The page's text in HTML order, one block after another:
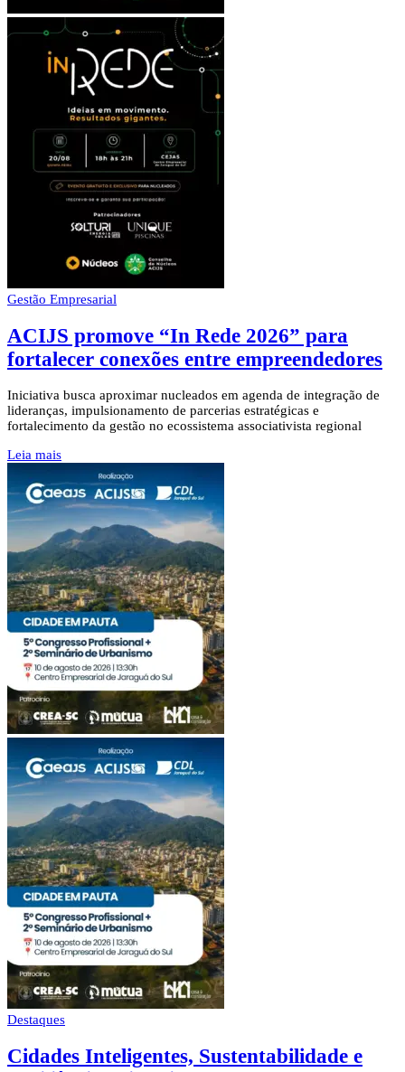
Gestão Empresarial
ACIJS promove “In Rede 2026” para
fortalecer conexões entre empreendedores
Iniciativa busca aproximar nucleados em agenda de integração de
lideranças, impulsionamento de parcerias estratégicas e
fortalecimento da gestão no ecossistema associativista regional
Leia mais
Destaques
Cidades Inteligentes, Sustentabilidade e